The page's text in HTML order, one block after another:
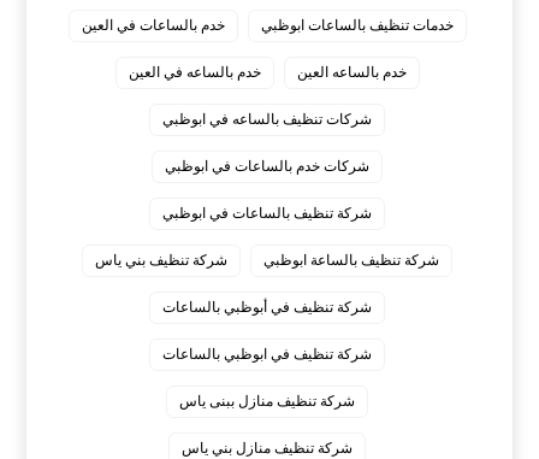
خدمات تنظيف بالساعات ابوظبي خدم بالساعات في العين
خدم بالساعه العين خدم بالساعه في العين
شركات تنظيف بالساعه في ابوظبي
شركات خدم بالساعات في ابوظبي
شركة تنظيف بالساعات في ابوظبي
شركة تنظيف بالساعة ابوظبي شركة تنظيف بني ياس
شركة تنظيف في أبوظبي بالساعات
شركة تنظيف في ابوظبي بالساعات
شركة تنظيف منازل ببنى ياس
شركة تنظيف منازل بني ياس